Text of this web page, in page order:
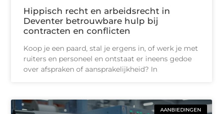
Hippisch recht en arbeidsrecht in
Deventer betrouwbare hulp bij
contracten en conflicten
Koop je een paard, stal je ergens in, of werk je met
ruiters en personeel en ontstaat er ineens gedoe
over afspraken of aansprakelijkheid? In
AANBIEDINGEN